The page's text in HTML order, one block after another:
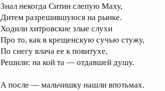
Знал некогда Ситин слепую Маху,
Дитем разрешившуюся на рынке.
Ходили хитровские злые слухи
Про то, как в крещенскую сучью стужу,
По снегу влача ее к повитухе,
Решили: на кой та — отдавшей душу.
А после — мальчишку нашли впотьмах.